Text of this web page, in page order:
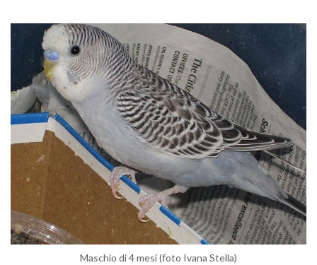
Ma­schio di 4 mesi (foto Ivana Stel­la)